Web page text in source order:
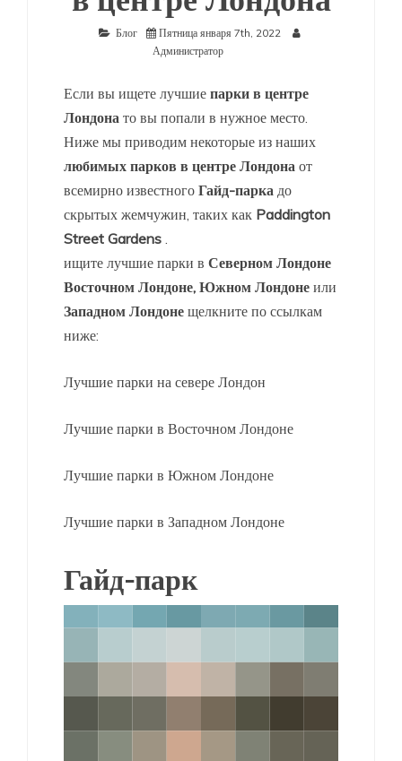
Блог
Пятница января 7th, 2022
Администратор
Если вы ищете лучшие парки в центре
Лондона то вы попали в нужное место.
Ниже мы приводим некоторые из наших
любимых парков в центре Лондона от
всемирно известного Гайд-парка до
скрытых жемчужин, таких как Paddington
Street Gardens
ищите лучшие парки в Северном Лондоне
Восточном Лондоне, Южном Лондоне или
Западном Лондоне щелкните по ссылкам
ниже:
Лучшие парки на севере Лондон
Лучшие парки в Восточном Лондоне
Лучшие парки в Южном Лондоне
Лучшие парки в Западном Лондоне
Гайд-парк